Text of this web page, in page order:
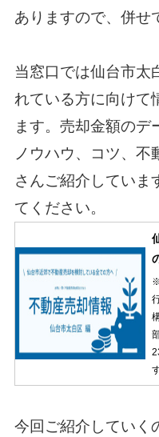
ありますので、併せ
当窓口では仙台市太
れている方に向けて
ます。売却金額のデ
ノウハウ、コツ、不
さんご紹介していま
てください。
今回ご紹介していく